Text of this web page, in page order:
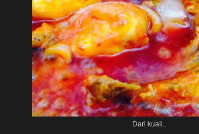
Dari kuali..